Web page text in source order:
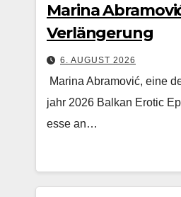
Marina
Verlängerung
6. AUGUST 2026
Mari­na Abramović, eine
jahr 2026 Balkan Erot­ic
esse an…